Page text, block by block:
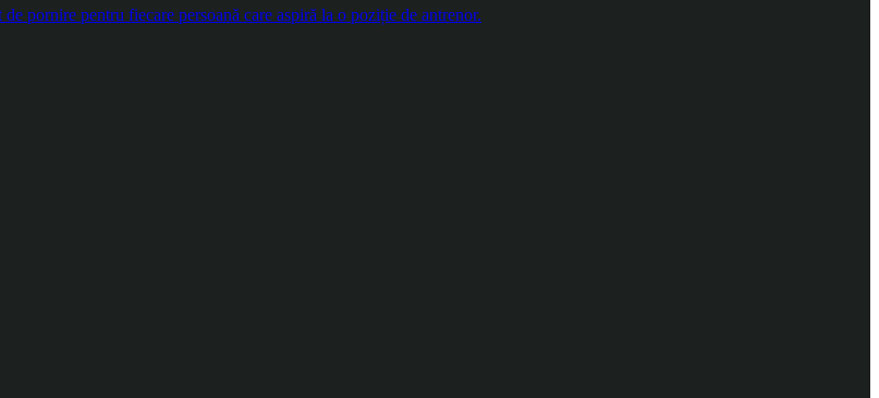
pornire pentru fiecare persoană care aspiră la o poziție de antrenor.